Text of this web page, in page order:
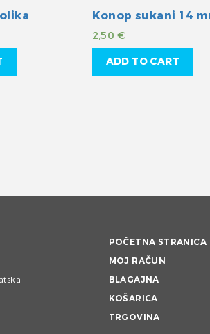
2,50 €
ADD TO CART
POČETNA STRANICA
MOJ RAČUN
BLAGAJNA
KOŠARICA
TRGOVINA